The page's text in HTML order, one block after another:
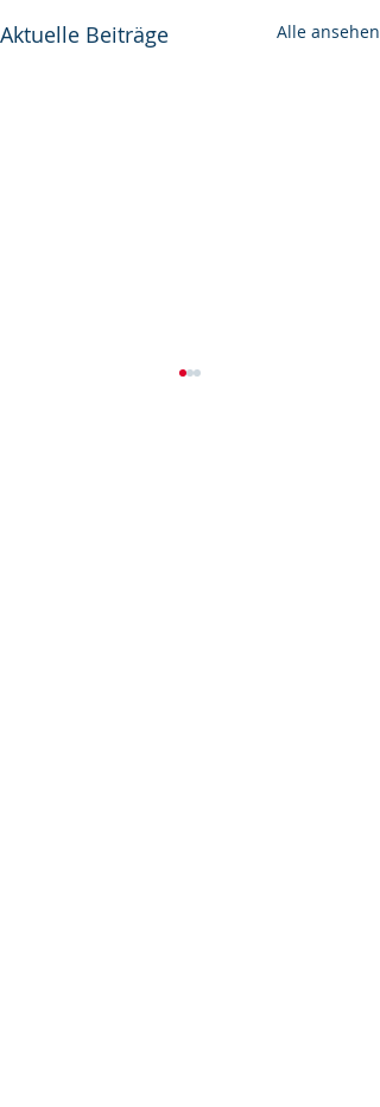
Aktuelle Beiträge Alle ansehen